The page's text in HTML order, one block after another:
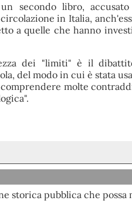
secondo libro, accusato
in Italia,
a quelle che hanno
dei "limiti" è il
del modo in cui è stata
molte
storica pubblica che possa